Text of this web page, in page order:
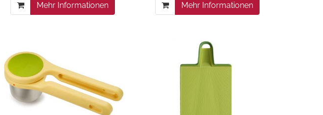
Mehr Informationen Mehr Informationen